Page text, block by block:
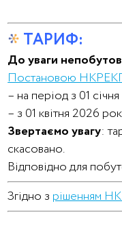
ТАРИФ:
До уваги
Постановою
– на період з 01
– з 01 квітня 2026
Звертаємо увагу:
скасовано.
Відповідно для
Згідно з рішенням